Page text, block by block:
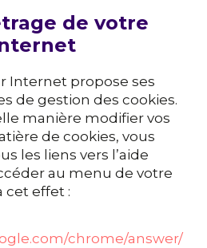
de votre
Internet propose ses
de gestion des cookies.
manière modifier vos
de cookies, vous
les liens vers l’aide
au menu de votre
cet effet :
chrome/answer/